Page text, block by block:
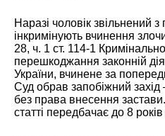
Наразі чоловік звільнений
інкримінують вчинення
28, ч. 1 ст. 114-1
перешкоджання законній
України, вчинене за
Суд обрав запобіжний
без права внесення
статті передбачає до 8